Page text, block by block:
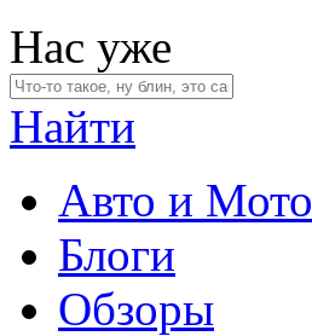
Нас уже
Найти
Авто и Мото
Блоги
Обзоры